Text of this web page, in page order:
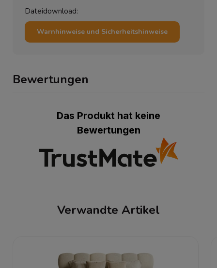
Dateidownload:
Warnhinweise und Sicherheitshinweise
Bewertungen
Das Produkt hat keine
Bewertungen
Verwandte Artikel